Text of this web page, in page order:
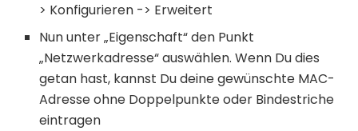
> Konfigurieren -> Erweitert
Nun unter „Eigenschaft“ den Punkt
„Netzwerkadresse“ auswählen. Wenn Du dies
getan hast, kannst Du deine gewünschte MAC-
Adresse ohne Doppelpunkte oder Bindestriche
eintragen